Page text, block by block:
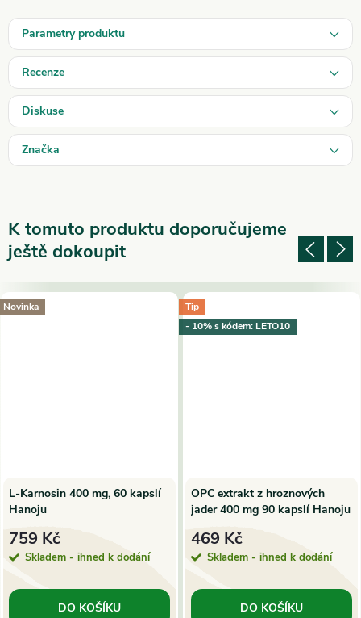
Parametry produktu
Recenze
Diskuse
Značka
K tomuto produktu doporučujeme
ještě dokoupit
Novinka
L-Karnosin 400 mg, 60 kapslí
Hanoju
759 Kč
Skladem - ihned k dodání
DO KOŠÍKU
Tip
- 10% s kódem: LETO10
OPC extrakt z hroznových
jader 400 mg 90 kapslí Hanoju
469 Kč
Skladem - ihned k dodání
DO KOŠÍKU